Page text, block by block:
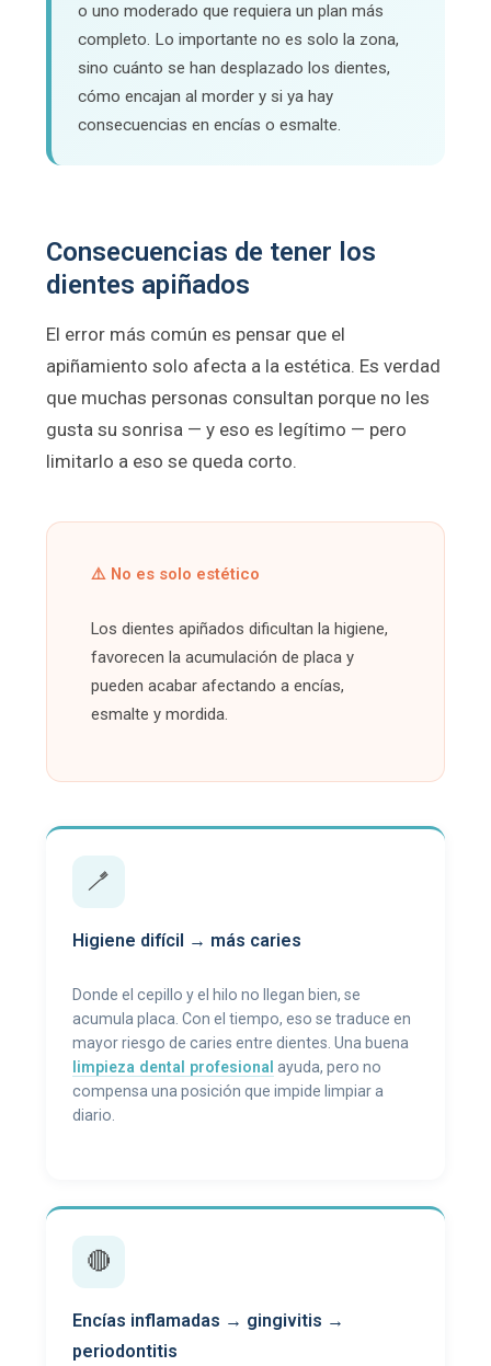
o uno moderado que requiera un plan más
completo. Lo importante no es solo la zona,
sino cuánto se han desplazado los dientes,
cómo encajan al morder y si ya hay
consecuencias en encías o esmalte.
Consecuencias de tener los
dientes apiñados
El error más común es pensar que el
apiñamiento solo afecta a la estética. Es verdad
que muchas personas consultan porque no les
gusta su sonrisa — y eso es legítimo — pero
limitarlo a eso se queda corto.
⚠️ No es solo estético
Los dientes apiñados dificultan la higiene,
favorecen la acumulación de placa y
pueden acabar afectando a encías,
esmalte y mordida.
🪥
Higiene difícil → más caries
Donde el cepillo y el hilo no llegan bien, se
acumula placa. Con el tiempo, eso se traduce en
mayor riesgo de caries entre dientes. Una buena
limpieza dental profesional ayuda, pero no
compensa una posición que impide limpiar a
diario.
🔴
Encías inflamadas → gingivitis →
periodontitis